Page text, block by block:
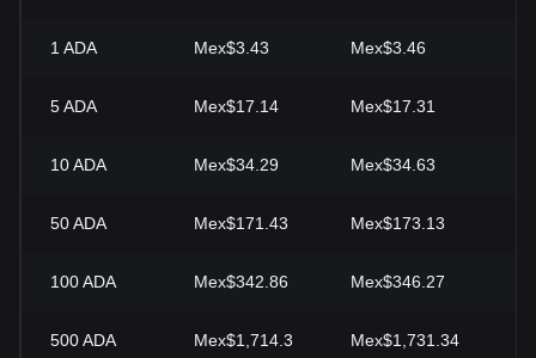
1 ADA Mex$3.43 Mex$3.46
5ADA Mex$17.14 Mex$17.31
10ADA Mex$34.29 Mex$34.63
50ADA Mex$171.43 Mex$173.13
100ADA Mex$342.86 Mex$346.27
500ADA Mex$1,714.3 Mex$1,731.34